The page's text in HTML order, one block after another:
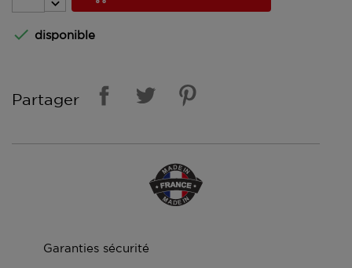
 disponible
Partager
Garanties sécurité